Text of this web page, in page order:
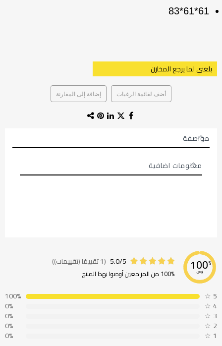
61*61*83
بلغني لما يرجع المخازن
أضف لقائمة الرغبات إضافة إلى المقارنة
مواصفة
معلومات اضافية
100%
نوصي
5.0/5 (1 تقييمًا (تقييمات))
100% من المراجعين أوصوا بهذا المنتج
5
☆
100%
4
☆
0%
3
☆
0%
2
☆
0%
1
☆
0%